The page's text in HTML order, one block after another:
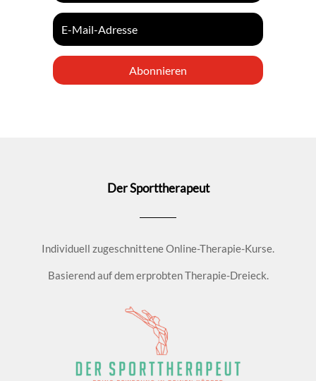
Abonnieren
Der Sporttherapeut
Individuell zugeschnittene Online-Therapie-Kurse.
Basierend auf dem erprobten Therapie-Dreieck.